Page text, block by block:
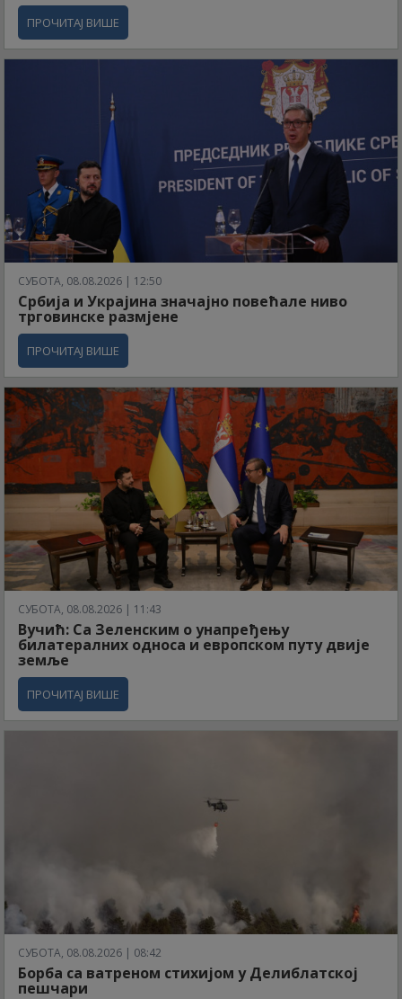
ПРОЧИТАЈ ВИШЕ
СУБОТА, 08.08.2026 | 12:50
Србија и Украјина значајно повећале ниво
трговинске размјене
ПРОЧИТАЈ ВИШЕ
СУБОТА, 08.08.2026 | 11:43
Вучић: Са Зеленским о унапређењу
билатералних односа и европском путу двије
земље
ПРОЧИТАЈ ВИШЕ
СУБОТА, 08.08.2026 | 08:42
Борба са ватреном стихијом у Делиблатској
пешчари